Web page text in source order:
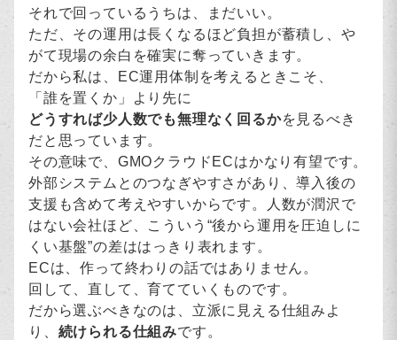
それで回っているうちは、まだいい。
ただ、その運用は長くなるほど負担が蓄積し、や
がて現場の余白を確実に奪っていきます。
だから私は、EC運用体制を考えるときこそ、
「誰を置くか」より先に
どうすれば少人数でも無理なく回るかを見るべき
だと思っています。
その意味で、GMOクラウドECはかなり有望です。
外部システムとのつなぎやすさがあり、導入後の
支援も含めて考えやすいからです。人数が潤沢で
はない会社ほど、こういう“後から運用を圧迫しに
くい基盤”の差ははっきり表れます。
ECは、作って終わりの話ではありません。
回して、直して、育てていくものです。
だから選ぶべきなのは、立派に見える仕組みよ
り、 続けられる仕組みです。